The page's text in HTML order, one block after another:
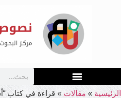
الرئيسية » مقالات » قراءة في كتاب